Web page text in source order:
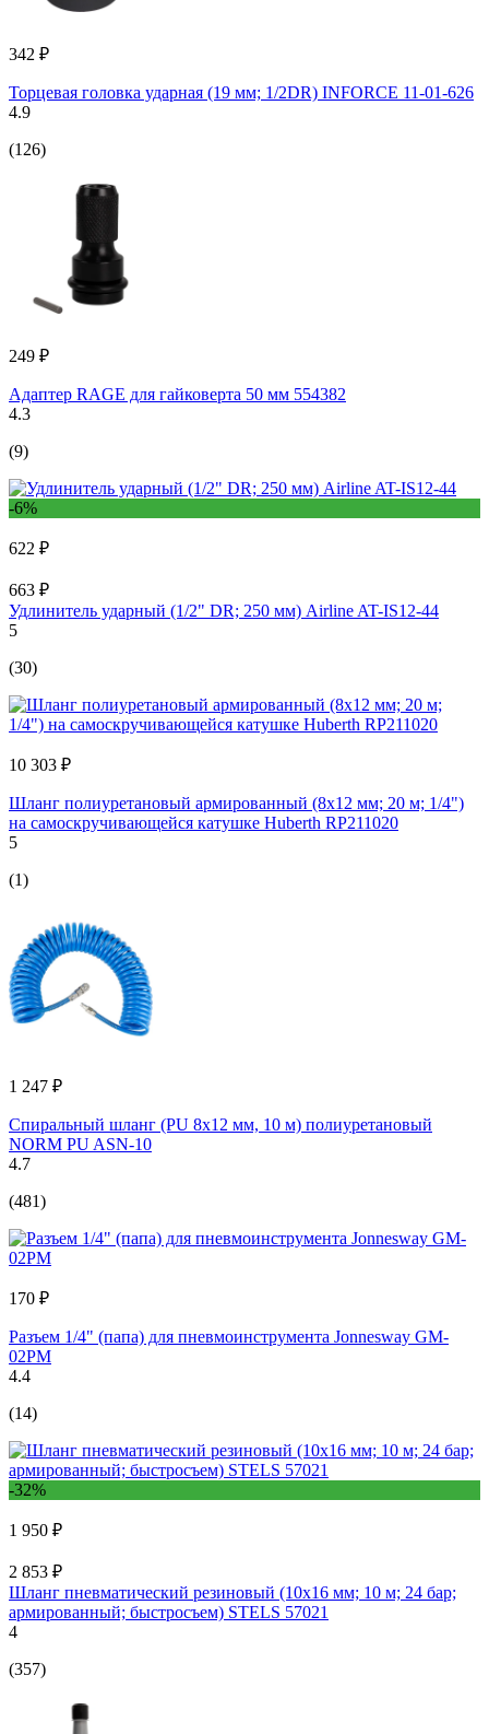
342 ₽
Торцевая головка ударная (19 мм; 1/2DR) INFORCE 11-01-626
4.9
(126)
249 ₽
Адаптер RAGE для гайковерта 50 мм 554382
4.3
(9)
-6%
622 ₽
663 ₽
Удлинитель ударный (1/2" DR; 250 мм) Airline AT-IS12-44
5
(30)
10 303 ₽
Шланг полиуретановый армированный (8х12 мм; 20 м; 1/4")
на самоскручивающейся катушке Huberth RP211020
5
(1)
1 247 ₽
Спиральный шланг (PU 8x12 мм, 10 м) полиуретановый
NORM PU ASN-10
4.7
(481)
170 ₽
Разъем 1/4" (папа) для пневмоинструмента Jonnesway GM-
02PM
4.4
(14)
-32%
1 950 ₽
2 853 ₽
Шланг пневматический резиновый (10x16 мм; 10 м; 24 бар;
армированный; быстросъем) STELS 57021
4
(357)